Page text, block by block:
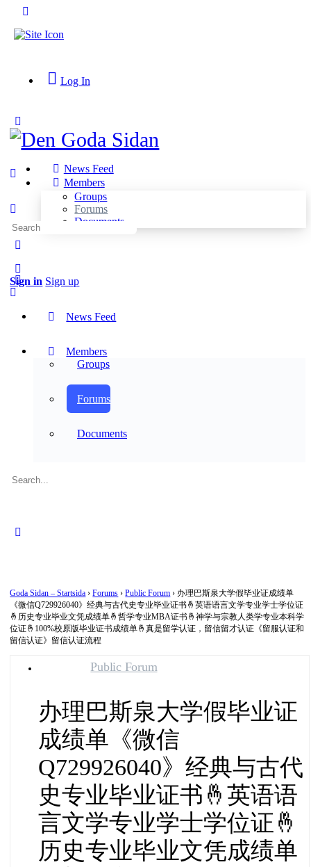
Panel
Log In
Side
Panel
News Feed
Members
Groups
Forums
Documents
Sign in Sign up
Search
for:
News Feed
Members
Groups
Forums
Documents
Search
Goda Sidan – Startsida › Forums › Public Forum › 办理巴斯泉大学假毕业证成绩单
《微信Q729926040》经典与古代史专业毕业证书🤞英语语言文学专业学士学位证
🤞历史专业毕业文凭成绩单🤞哲学专业MBA证书🤞神学与宗教人类学专业本科学
位证🤞100%校原版毕业证书成绩单🤞真是留学认证，留信留才认证《留服认证和
留信认证》留信认证流程
Public Forum
办理巴斯泉大学假毕业证
成绩单《微信
Q729926040》经典与古代
史专业毕业证书🤞英语语
言文学专业学士学位证🤞
历史专业毕业文凭成绩单